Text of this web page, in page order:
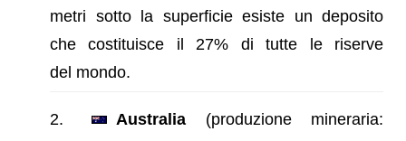
metri sotto la superficie esiste un deposito
che costituisce il 27% di tutte le riserve
del mondo.
Australia (produzione mineraria: